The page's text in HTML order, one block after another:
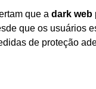
que a dark web
que os usuários
de proteção